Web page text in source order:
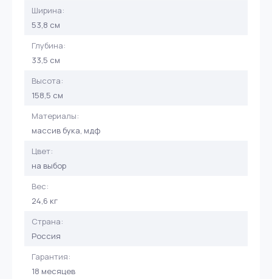
Ширина:
53,8 см
Глубина:
33,5 см
Высота:
158,5 см
Материалы:
массив бука, мдф
Цвет:
на выбор
Вес:
24,6 кг
Страна:
Россия
Гарантия:
18 месяцев